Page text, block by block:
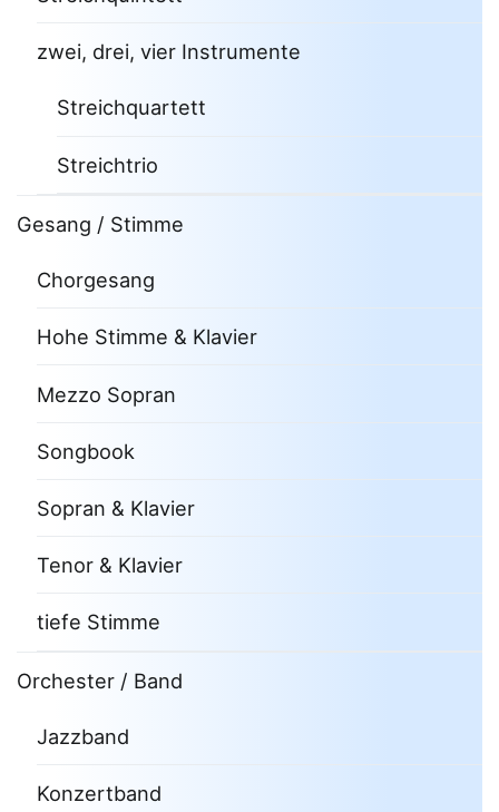
zwei, drei, vier Instrumente
Streichquartett
Streichtrio
Gesang / Stimme
Chorgesang
Hohe Stimme & Klavier
Mezzo Sopran
Songbook
Sopran & Klavier
Tenor & Klavier
tiefe Stimme
Orchester / Band
Jazzband
Konzertband